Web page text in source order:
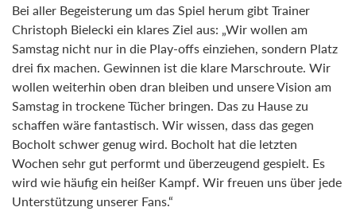
Bei aller Begeisterung um das Spiel herum gibt Trainer
Christoph Bielecki ein klares Ziel aus: „Wir wollen am
Samstag nicht nur in die Play-offs einziehen, sondern Platz
drei fix machen. Gewinnen ist die klare Marschroute. Wir
wollen weiterhin oben dran bleiben und unsere Vision am
Samstag in trockene Tücher bringen. Das zu Hause zu
schaffen wäre fantastisch. Wir wissen, dass das gegen
Bocholt schwer genug wird. Bocholt hat die letzten
Wochen sehr gut performt und überzeugend gespielt. Es
wird wie häufig ein heißer Kampf. Wir freuen uns über jede
Unterstützung unserer Fans.“